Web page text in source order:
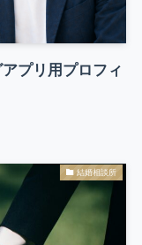
プリ用プロフィ
結婚相談所